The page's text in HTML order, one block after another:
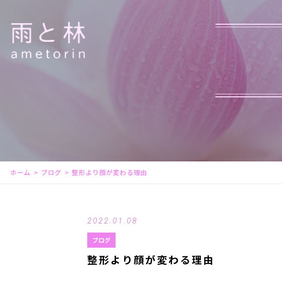
ホーム ブログ 整形より顔が変わる理由
2022.01.08
ブログ
整形より顔が変わる理由